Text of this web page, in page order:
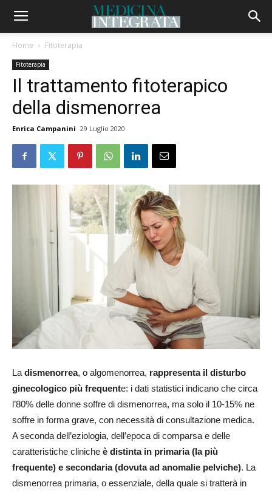
Home Fitoterapia
Fitoterapia
Il trattamento fitoterapico
della dismenorrea
Enrica Campanini 29 Luglio 2020
La dismenorrea, o algomenorrea, rappresenta il disturbo
ginecologico più frequente: i dati statistici indicano che circa
l’80% delle donne soffre di dismenorrea, ma solo il 10-15% ne
soffre in forma grave, con necessità di consultazione medica.
A seconda dell’eziologia, dell’epoca di comparsa e delle
caratteristiche cliniche è distinta in primaria (la più
frequente) e secondaria (dovuta ad anomalie pelviche). La
dismenorrea primaria, o essenziale, della quale si tratterà in